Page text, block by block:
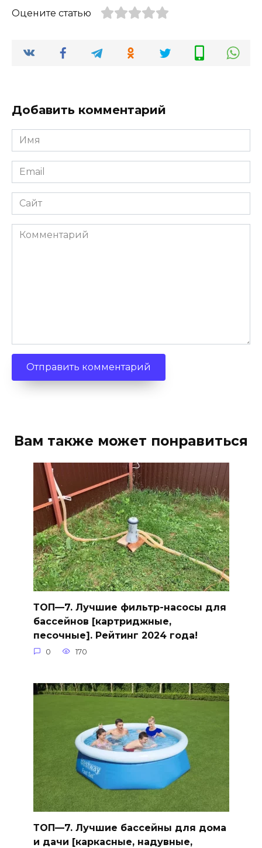
Оцените статью
Добавить комментарий
Имя
Email
Сайт
Комментарий
Вам также может понравиться
ТОП—7. Лучшие фильтр-насосы для
бассейнов [картриджные,
песочные]. Рейтинг 2024 года!
0 170
ТОП—7. Лучшие бассейны для дома
и дачи [каркасные, надувные,